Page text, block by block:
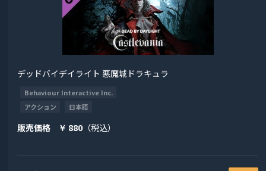
デッドバイデイライト 悪魔城ドラキュラ
Behaviour Interactive Inc.
アクション
日本語
販売価格 ￥ 880 （税込）